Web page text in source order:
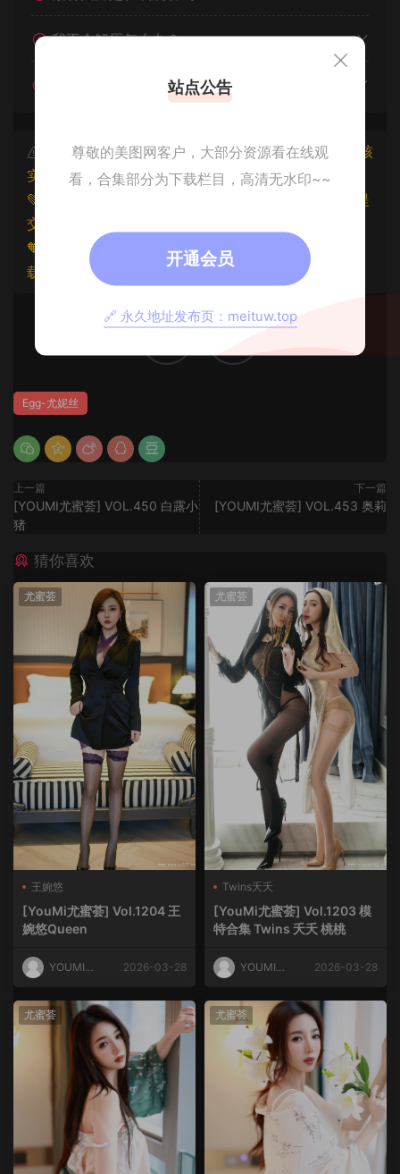
我不会解压怎么办？
遇见其他问题怎么办？
本文资源仅供个人参考学习，请勿批量搬运，一经核
实将封禁账号权限！
💚本文资源均来源网友分享，若侵犯了您的权益可以提
交工单处理。
🧡原文链接：
https://www.znjxg.com/568.html
载请注明出处。
Egg-尤妮丝
上一篇
[YOUMI尤蜜荟] VOL.450 白露小
猪
下一篇
[YOUMI尤蜜荟] VOL.453 奥莉
猜你喜欢
尤蜜荟
王婉悠
[YouMi尤蜜荟] Vol.1204 王
婉悠Queen
YOUMI尤
2026-03-28
尤蜜荟
Twins夭夭
[YouMi尤蜜荟] Vol.1203 模
特合集 Twins 夭夭 桃桃
YOUMI尤
2026-03-28
尤蜜荟 尤蜜荟
站点公告
尊敬的美图网客户，大部分资源看在线观
看，合集部分为下载栏目，高清无水印~~
开通会员
🔗 永久地址发布页：meituw.top